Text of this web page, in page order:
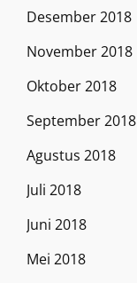
Desember 2018
November 2018
Oktober 2018
September 2018
Agustus 2018
Juli 2018
Juni 2018
Mei 2018